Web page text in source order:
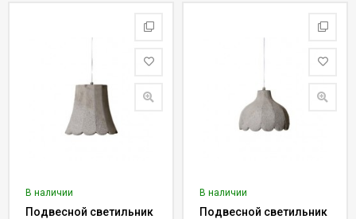
В наличии
Подвесной светильник
В наличии
Подвесной светильник